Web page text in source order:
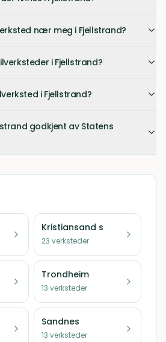
nær meg i Fjellstrand?
i Fjellstrand?
i Fjellstrand?
godkjent av Statens
Kristiansand s
23 verksteder
Trondheim
13 verksteder
Sandnes
13 verksteder